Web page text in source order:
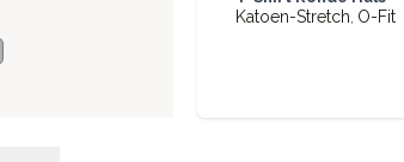
Katoen-Stretch, O-Fit